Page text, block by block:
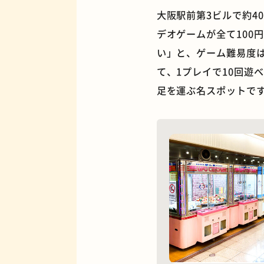
欧風カレー
大阪駅前第3ビルで約
デオゲームが全て100
い」と、ゲーム難易度
て、1プレイで10回遊
足を運ぶ名スポットです